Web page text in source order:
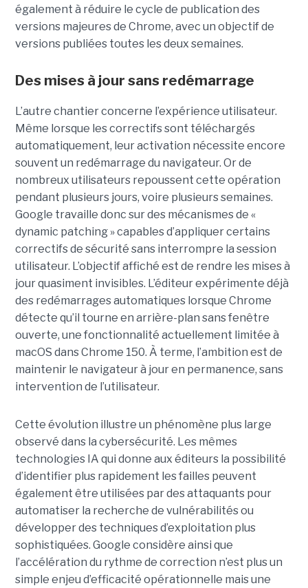
également à réduire le cycle de publication des
versions majeures de Chrome, avec un objectif de
versions publiées toutes les deux semaines.
Des mises à jour sans redémarrage
L’autre chantier concerne l’expérience utilisateur.
Même lorsque les correctifs sont téléchargés
automatiquement, leur activation nécessite encore
souvent un redémarrage du navigateur. Or de
nombreux utilisateurs repoussent cette opération
pendant plusieurs jours, voire plusieurs semaines.
Google travaille donc sur des mécanismes de «
dynamic patching » capables d’appliquer certains
correctifs de sécurité sans interrompre la session
utilisateur. L’objectif affiché est de rendre les mises à
jour quasiment invisibles. L’éditeur expérimente déjà
des redémarrages automatiques lorsque Chrome
détecte qu’il tourne en arrière-plan sans fenêtre
ouverte, une fonctionnalité actuellement limitée à
macOS dans Chrome 150. À terme, l’ambition est de
maintenir le navigateur à jour en permanence, sans
intervention de l’utilisateur.
Cette évolution illustre un phénomène plus large
observé dans la cybersécurité. Les mêmes
technologies IA qui donne aux éditeurs la possibilité
d’identifier plus rapidement les failles peuvent
également être utilisées par des attaquants pour
automatiser la recherche de vulnérabilités ou
développer des techniques d’exploitation plus
sophistiquées. Google considère ainsi que
l’accélération du rythme de correction n’est plus un
simple enjeu d’efficacité opérationnelle mais une